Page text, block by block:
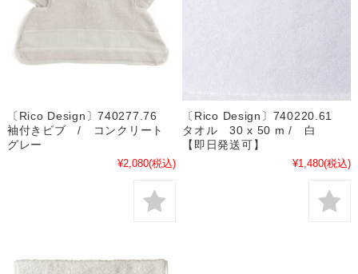
〔Rico Design〕740277.76
袖付きビブ / コンクリート
グレー
¥2,080(税込)
〔Rico Design〕740220.61
タオル 30 x 50 m / 白
【即日発送可】
¥1,480(税込)